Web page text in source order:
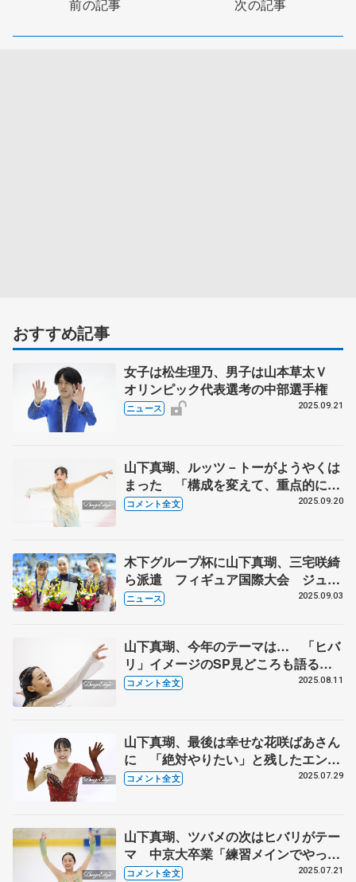
前の記事 次の記事
おすすめ記事
女子は松生理乃、男子は山本草太Ｖ
オリンピック代表選考の中部選手権
ニュース 2025.09.21
山下真瑚、ルッツ－トーがようやくは
まった 「構成を変えて、重点的に練
習してきた」 【中部選手権女子
コメント全文 2025.09.20
木下グループ杯に山下真瑚、三宅咲綺
ら派遣 フィギュア国際大会 ジュニ
アGPは岡田芽依、岡万佑子ら2戦目出
ニュース 2025.09.03
山下真瑚、今年のテーマは… 「ヒバ
リ」イメージのSP見どころも語る
【サマーカップ女子SP後】
コメント全文 2025.08.11
山下真瑚、最後は幸せな花咲ばあさん
に 「絶対やりたい」と残したエンデ
ィングは？（みなとアクルス杯・フリ
コメント全文 2025.07.29
山下真瑚、ツバメの次はヒバリがテー
マ 中京大卒業「練習メインでやって
います」 （女子SP後コメント全
コメント全文 2025.07.21